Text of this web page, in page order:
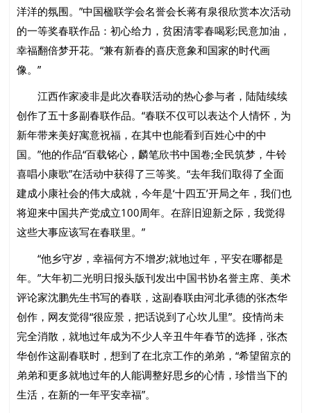
洋洋的氛围。”中国楹联学会名誉会长蒋有泉很欣赏本次活动
的一等奖春联作品：初心给力，贫困清零春喝彩;民意加油，
幸福翻倍梦开花。“兼有新春的喜庆意象和国家的时代画
像。”
江西作家凌非是此次春联活动的热心参与者，陆陆续续
创作了五十多副春联作品。“春联不仅可以表达个人情怀，为
新年带来美好寓意祝福，在其中也能看到百姓心中的中
国。”他的作品“百载铭心，麟笔欣书中国卷;全民筑梦，牛铃
喜唱小康歌”在活动中获得了三等奖。“去年我们取得了全面
建成小康社会的伟大成就，今年是‘十四五’开局之年，我们也
将迎来中国共产党成立100周年。在辞旧迎新之际，我觉得
这些大事应该写在春联里。”
“他乡守岁，幸福何方不增岁;就地过年，平安在哪都是
年。”大年初二光明日报头版刊发出中国书协名誉主席、美术
评论家沈鹏先生书写的春联，这副春联由河北承德的张杰华
创作，网友觉得“很应景，把话说到了心坎儿里”。疫情尚未
完全消散，就地过年成为不少人辛丑牛年春节的选择，张杰
华创作这副春联时，想到了在北京工作的弟弟，“希望留京的
弟弟和更多就地过年的人能调整好思乡的心情，珍惜当下的
生活，在新的一年平安幸福”。